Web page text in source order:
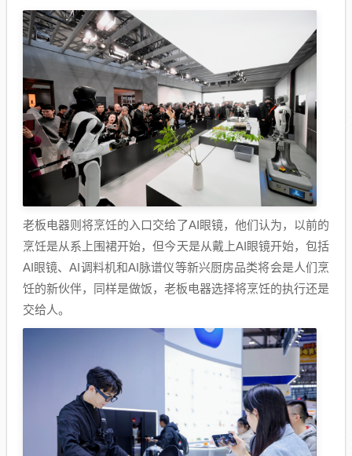
老板电器则将烹饪的入口交给了AI眼镜，他们认为，以前的
烹饪是从系上围裙开始，但今天是从戴上AI眼镜开始，包括
AI眼镜、AI调料机和AI脉谱仪等新兴厨房品类将会是人们烹
饪的新伙伴，同样是做饭，老板电器选择将烹饪的执行还是
交给人。